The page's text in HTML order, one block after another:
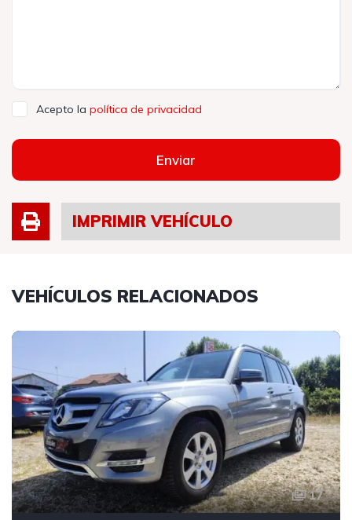
Acepto la política de privacidad
Enviar
IMPRIMIR VEHÍCULO
VEHÍCULOS RELACIONADOS
17